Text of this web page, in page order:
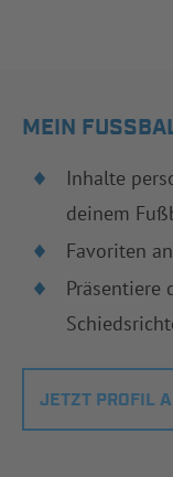
MEIN
Inhalte
deinem
Favoriten
Präsentiere
JETZT PROFIL